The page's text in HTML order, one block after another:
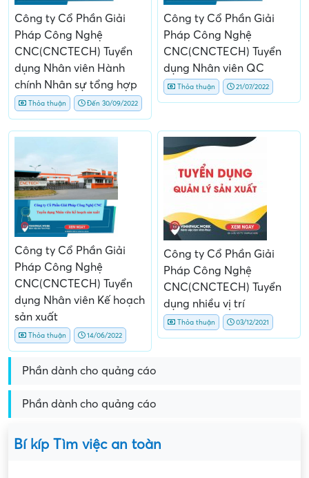
Công ty Cổ Phần Giải
Pháp Công Nghệ
CNC(CNCTECH) Tuyển
dụng Nhân viên Hành
chính Nhân sự tổng hợp
Thỏa thuận Đến 30/09/2022
Công ty Cổ Phần Giải
Pháp Công Nghệ
CNC(CNCTECH) Tuyển
dụng Nhân viên QC
Thỏa thuận 21/07/2022
Công ty Cổ Phần Giải
Pháp Công Nghệ
CNC(CNCTECH) Tuyển
dụng Nhân viên Kế hoạch
sản xuất
Thỏa thuận 14/06/2022
Công ty Cổ Phần Giải
Pháp Công Nghệ
CNC(CNCTECH) Tuyển
dụng nhiều vị trí
Thỏa thuận 03/12/2021
Phần dành cho quảng cáo
Phần dành cho quảng cáo
Bí kíp Tìm việc an toàn